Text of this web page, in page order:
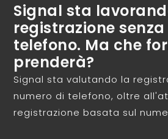
Signal sta
registrazione
telefono. Ma che
prenderà?
Signal sta valutando la
numero di telefono, oltre
registrazione basata sul